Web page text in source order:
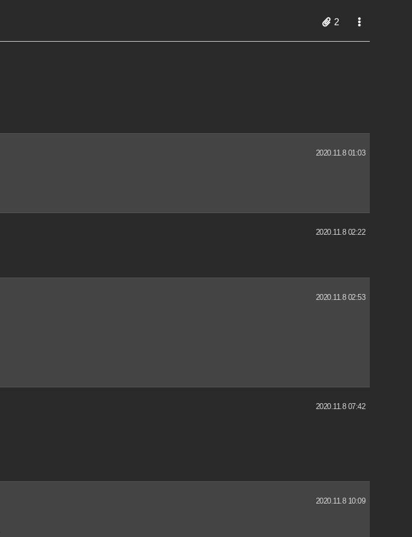
2
2020.11.8 01:03
2020.11.8 02:22
2020.11.8 02:53
2020.11.8 07:42
2020.11.8 10:09